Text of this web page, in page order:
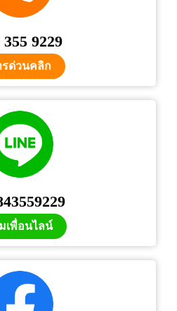
355 9229
รด่วนคลิก
เพื่อนไลน์